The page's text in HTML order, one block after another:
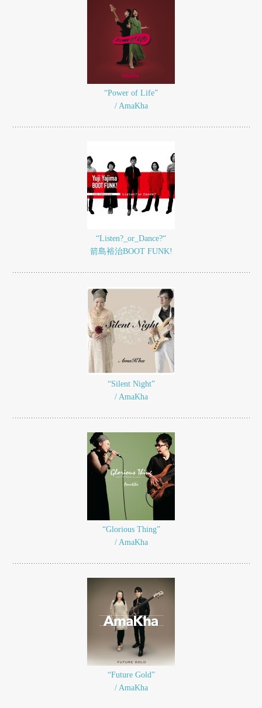
“Power of Life”
/ AmaKha
“Listen?_or_Dance?“
箭島裕治BOOT FUNK!
“Silent Night”
/ AmaKha
“Glorious Thing”
/ AmaKha
“Future Gold”
/ AmaKha